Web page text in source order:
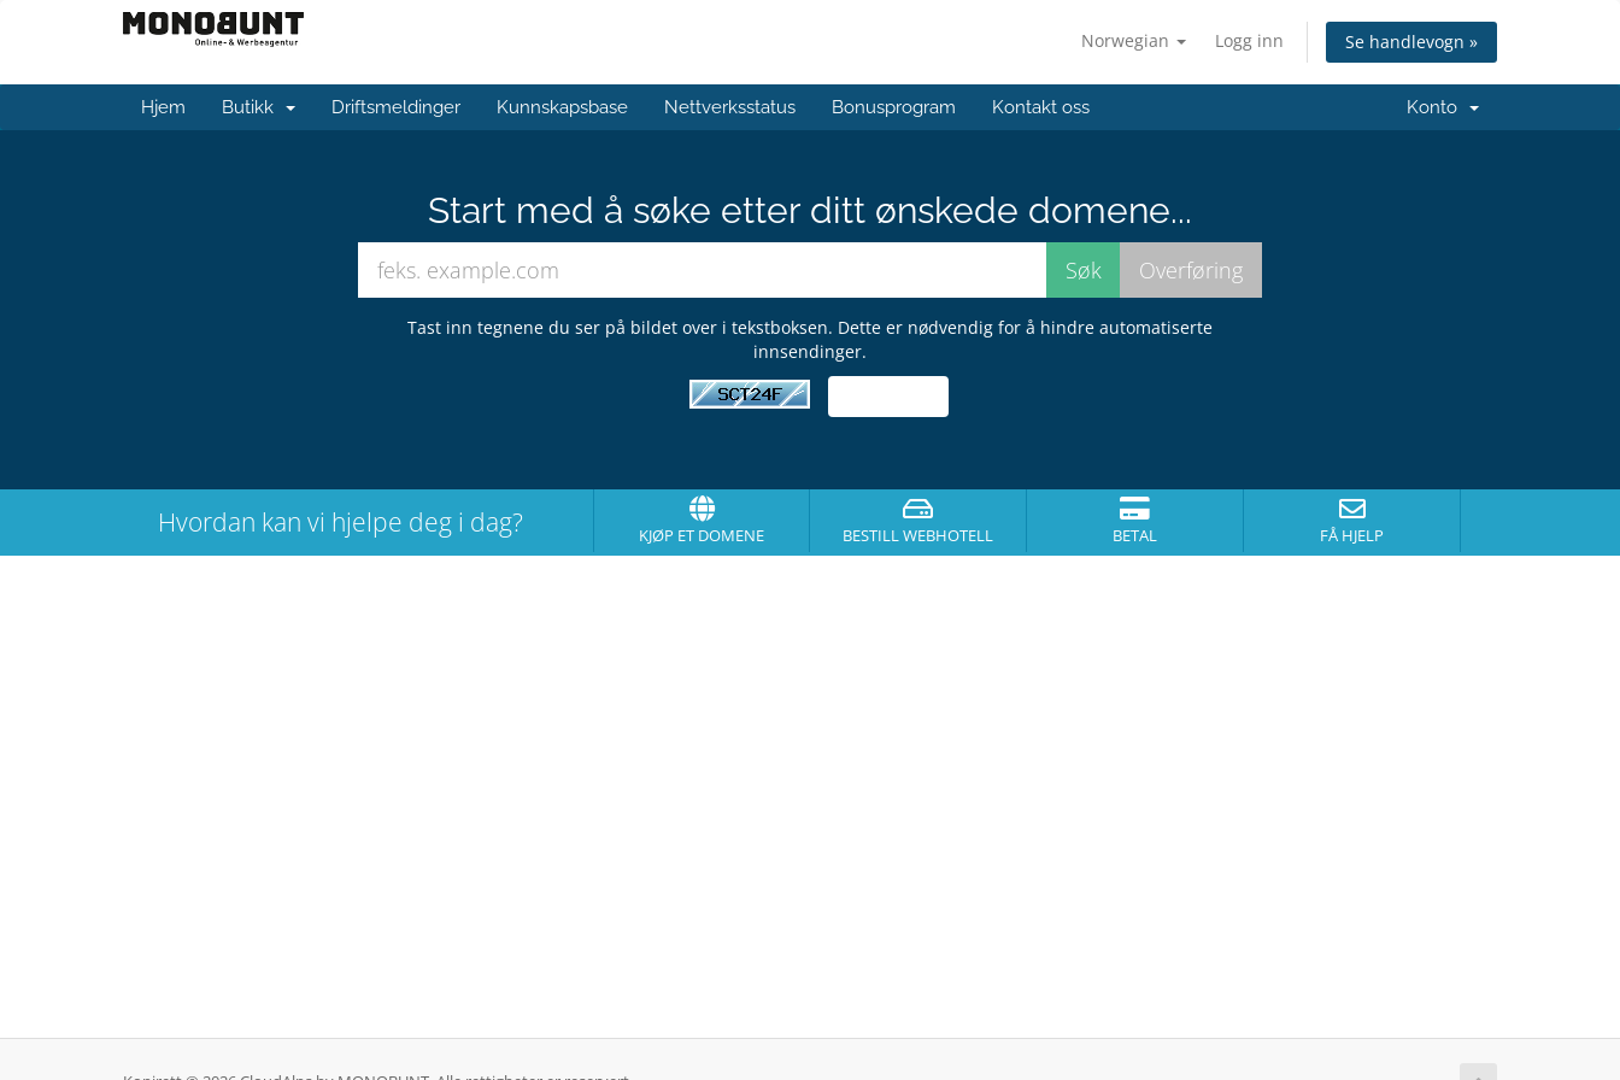
Norwegian Logg inn Se handlevogn »
Hjem Butikk Driftsmeldinger Kunnskapsbase Nettverksstatus Bonusprogram Kontakt oss Konto
Start med å søke etter ditt ønskede domene...
Tast inn tegnene du ser på bildet over i tekstboksen. Dette er nødvendig for å hindre automatiserte
innsendinger.
Hvordan kan vi hjelpe deg i dag? KJØP ET DOMENE BESTILL WEBHOTELL BETAL FÅ HJELP